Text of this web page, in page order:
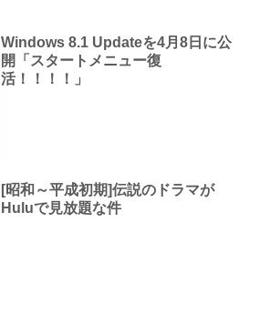
Windows 8.1 Updateを4月8日に公
開「スタートメニュー復
活！！！！」
[昭和～平成初期]伝説のドラマが
Huluで見放題な件